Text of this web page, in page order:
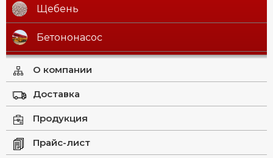
Щебень
Бетононасос
О компании
Доставка
Продукция
Прайс-лист